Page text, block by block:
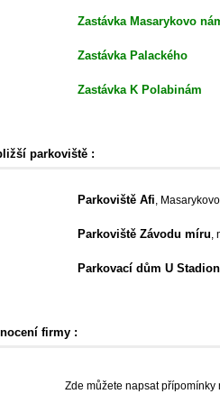
Zastávka Masarykovo
Zastávka Palackého
Zastávka K Polabinám
parkoviště :
Parkoviště Afi,
Parkoviště Závodu míru,
Parkovací dům U
firmy :
Zde můžete napsat